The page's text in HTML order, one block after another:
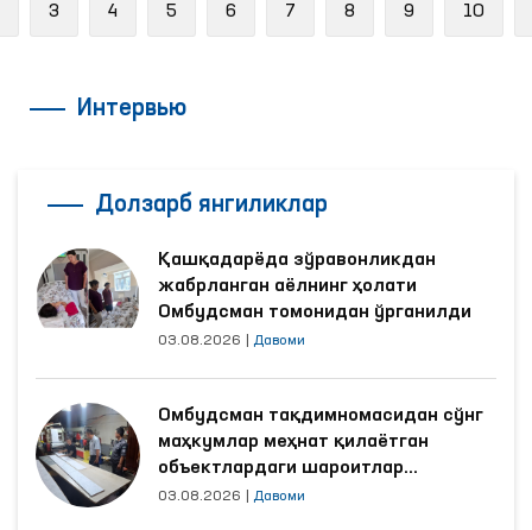
3 4 5 6 7 8 9 10
Интервью
Долзарб янгиликлар
Қашқадарёда зўравонликдан
жабрланган аёлнинг ҳолати
Омбудсман томонидан ўрганилди
03.08.2026 Давоми
Омбудсман тақдимномасидан сўнг
маҳкумлар меҳнат қилаётган
объектлардаги шароитлар
яхшиланди
03.08.2026 Давоми